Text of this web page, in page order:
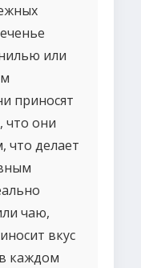
или
приносят
что они
что делает
чаю,
вкус
каждом